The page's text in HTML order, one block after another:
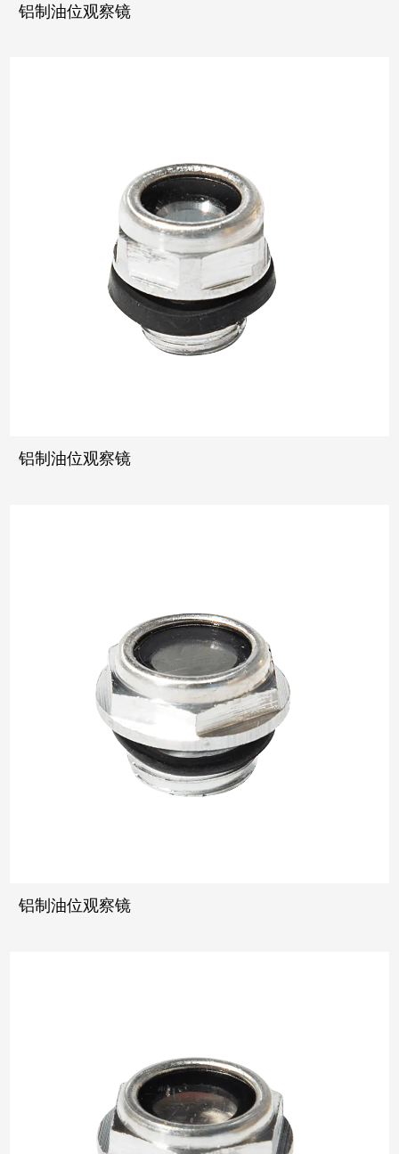
铝制油位观察镜
铝制油位观察镜
铝制油位观察镜